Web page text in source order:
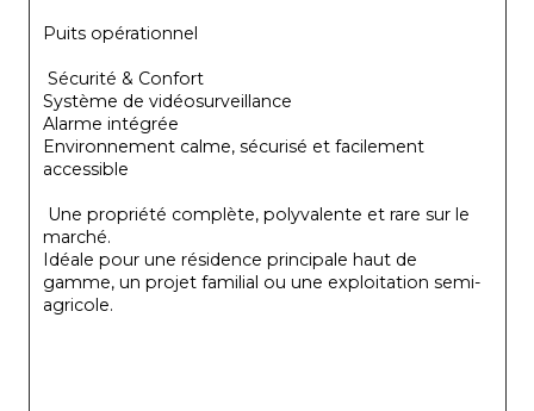
Puits opérationnel
Sécurité & Confort
Système de vidéosurveillance
Alarme intégrée
Environnement calme, sécurisé et facilement
accessible
Une propriété complète, polyvalente et rare sur le
marché.
Idéale pour une résidence principale haut de
gamme, un projet familial ou une exploitation semi-
agricole.